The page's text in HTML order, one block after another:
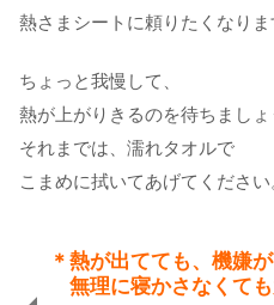
熱さまシートに頼りたくなり
ちょっと我慢して、
熱が上がりきるのを待ちましょ
それまでは、濡れタオルで
こまめに拭いてあげてください
＊熱が出てても、機嫌
無理に寝かさなくても